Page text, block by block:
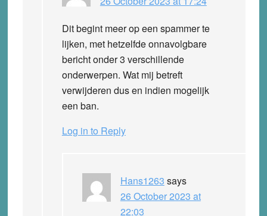
Dit begint meer op een spammer te
lijken, met hetzelfde onnavolgbare
bericht onder 3 verschillende
onderwerpen. Wat mij betreft
verwijderen dus en indien mogelijk
een ban.
Log in to Reply
Hans1263 says
26 October 2023 at
22:03